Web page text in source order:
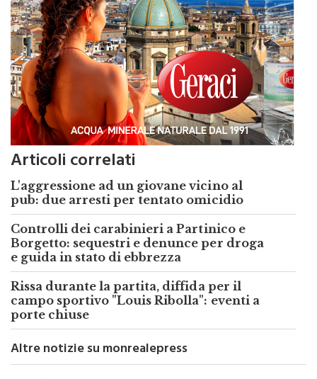
Articoli correlati
L'aggressione ad un giovane vicino al
pub: due arresti per tentato omicidio
Controlli dei carabinieri a Partinico e
Borgetto: sequestri e denunce per droga
e guida in stato di ebbrezza
Rissa durante la partita, diffida per il
campo sportivo "Louis Ribolla": eventi a
porte chiuse
Altre notizie su monrealepress
CRONACA